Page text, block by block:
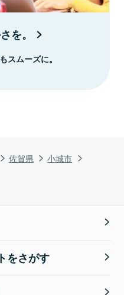
佐賀県
小城市
を。
スムーズに。
をさがす